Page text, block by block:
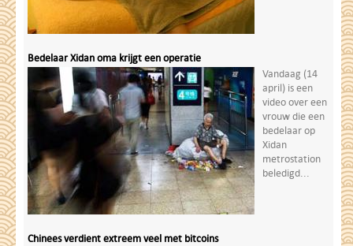
Bedelaar Xidan oma krijgt een operatie
Vandaag (14
april) is een
video over een
vrouw die een
bedelaar op
Xidan
metrostation
beledigd...
Chinees verdient extreem veel met bitcoins